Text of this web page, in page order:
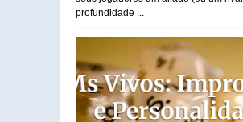
profundidade ...